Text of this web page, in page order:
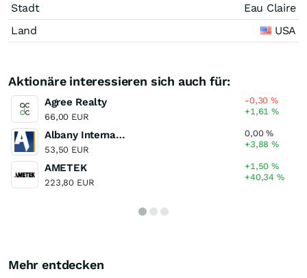
Stadt
Eau Claire
Land
USA
Aktionäre interessieren sich auch für:
Agree Realty
66,00 EUR
-0,30%
+1,61%
Albany International Registered (A)
53,50 EUR
0,00%
+3,88%
AMETEK
223,80 EUR
+1,50%
+40,34%
Mehr entdecken